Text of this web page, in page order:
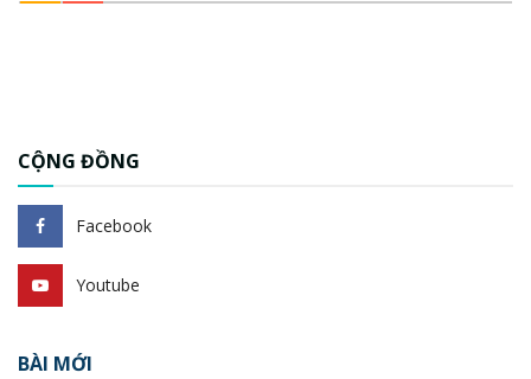
CỘNG ĐỒNG
Facebook
Youtube
BÀI MỚI